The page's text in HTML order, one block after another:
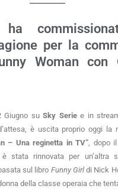
per la
Woman con
Giugno su Sky Seriee in
è uscita proprio oggi la
– Una reginetta in TV”, dopo
stata rinnovata per un’altra
sul libro Funny Girldi Nick
della classe operaia che